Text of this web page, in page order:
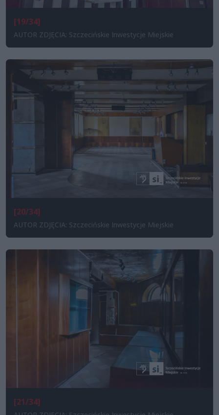
[19/34]
AUTOR ZDJĘCIA: Szczecińskie Inwestycje Miejskie
[20/34]
AUTOR ZDJĘCIA: Szczecińskie Inwestycje Miejskie
[21/34]